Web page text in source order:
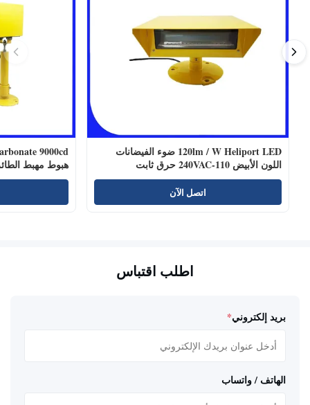
120lm / W Heliport LED ضوء الفيضانات
اللون الأبيض 110-240VAC حرق ثابت
اتصل الآن
هبوط مهبط
اطلب اقتباس
بريد إلكتروني*
الهاتف / واتساب